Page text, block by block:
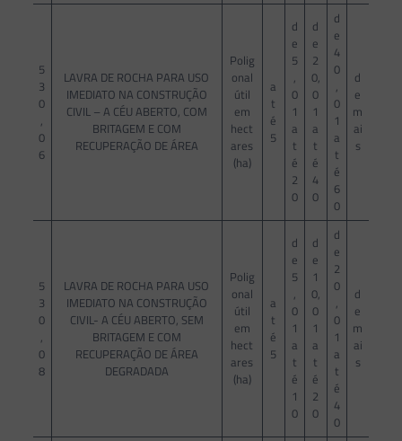
5
3
0
,
0
6
LAVRA DE ROCHA PARA USO
IMEDIATO NA CONSTRUÇÃO
CIVIL – A CÉU ABERTO, COM
BRITAGEM E COM
RECUPERAÇÃO DE ÁREA
Polig
onal
útil
em
hect
ares
(ha)
a
t
é
5
d
e
5
,
0
1
a
t
é
2
0
d
e
2
0,
0
1
a
t
é
4
0
d
e
4
0
,
0
1
a
t
é
6
0
d
e
m
ai
s
5
3
0
,
0
8
LAVRA DE ROCHA PARA USO
IMEDIATO NA CONSTRUÇÃO
CIVIL- A CÉU ABERTO, SEM
BRITAGEM E COM
RECUPERAÇÃO DE ÁREA
DEGRADADA
Polig
onal
útil
em
hect
ares
(ha)
a
t
é
5
d
e
5
,
0
1
a
t
é
1
0
d
e
1
0,
0
1
a
t
é
2
0
d
e
2
0
,
0
1
a
t
é
4
0
d
e
m
ai
s